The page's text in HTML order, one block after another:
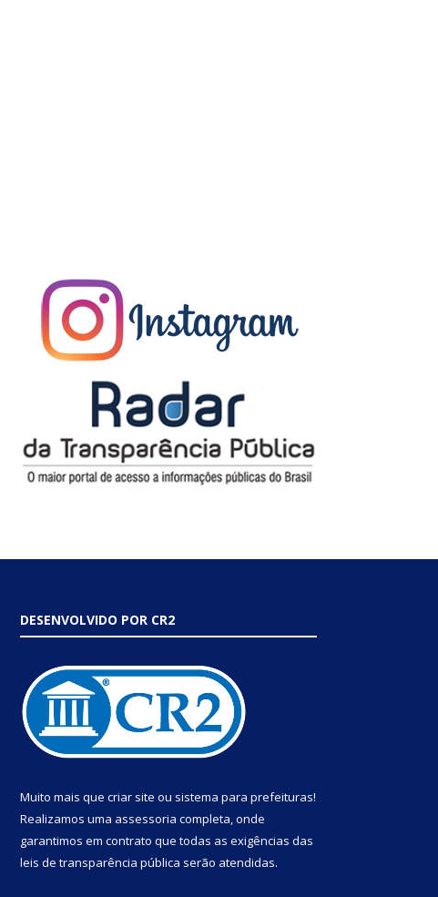
DESENVOLVIDO POR CR2
Muito mais que criar site ou sistema para prefeituras!
Realizamos uma assessoria completa, onde
garantimos em contrato que todas as exigências das
leis de transparência pública serão atendidas.